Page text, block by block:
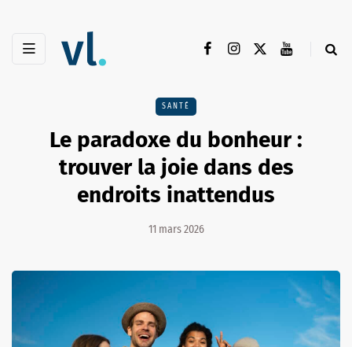
SANTÉ
Le paradoxe du bonheur :
trouver la joie dans des
endroits inattendus
11 mars 2026